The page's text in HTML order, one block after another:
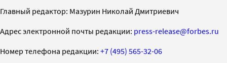
Главный редактор: Мазурин Николай Дмитриевич
Адрес электронной почты редакции: press-release@forbes.ru
Номер телефона редакции: +7 (495) 565-32-06